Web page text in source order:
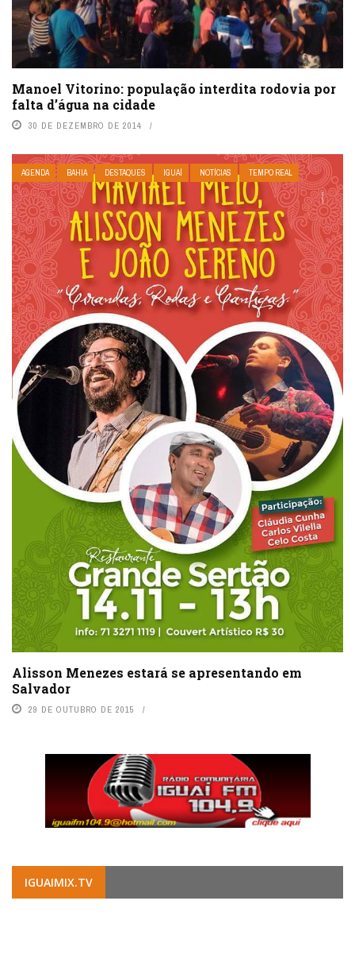
Manoel Vitorino: população interdita rodovia por
falta d’água na cidade
30 DE DEZEMBRO DE 2014
AGENDA BAHIA DESTAQUES IGUAÍ NOTÍCIAS TEMPO REAL
Alisson Menezes estará se apresentando em
Salvador
29 DE OUTUBRO DE 2015
IGUAIMIX.TV